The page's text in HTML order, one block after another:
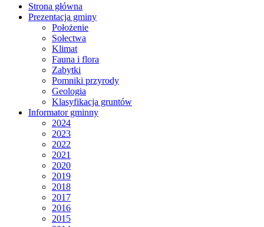
Strona główna
Prezentacja gminy
Położenie
Sołectwa
Klimat
Fauna i flora
Zabytki
Pomniki przyrody
Geologia
Klasyfikacja gruntów
Informator gminny
2024
2023
2022
2021
2020
2019
2018
2017
2016
2015